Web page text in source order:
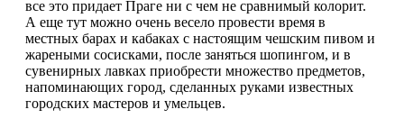
все это придает Праге ни с чем не сравнимый колорит.
А еще тут можно очень весело провести время в
местных барах и кабаках с настоящим чешским пивом и
жареными сосисками, после заняться шопингом, и в
сувенирных лавках приобрести множество предметов,
напоминающих город, сделанных руками известных
городских мастеров и умельцев.